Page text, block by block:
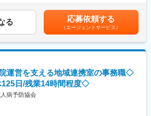
しきれなければ上長にて対応となるため、安心し
。
機器、事務用品等をそれぞれ取り扱う専業商社が
て、どのような形でお客様のお役に立てるのかを
安全を強化して、付加価値をお届けすることを最
います。扱う商材も幅広く、お客様の課題やニー
が可能です。
参加
で担当しており、希望や組織状況を踏まえてエリ
記は、セールスインセンティブのターゲット金額を
となります。セールスインセンティブは個人業績
ます。※具体的な年収金額については能力・経験等
・提示いたします。賃金はあくまでも目安の金額
通じて上下する可能性があります。月給(月額)は固
る 応募依頼する
（エージェントサービス）
院運営を支える地域連携室の事務職◇
125日/残業14時間程度◇
病予防協会